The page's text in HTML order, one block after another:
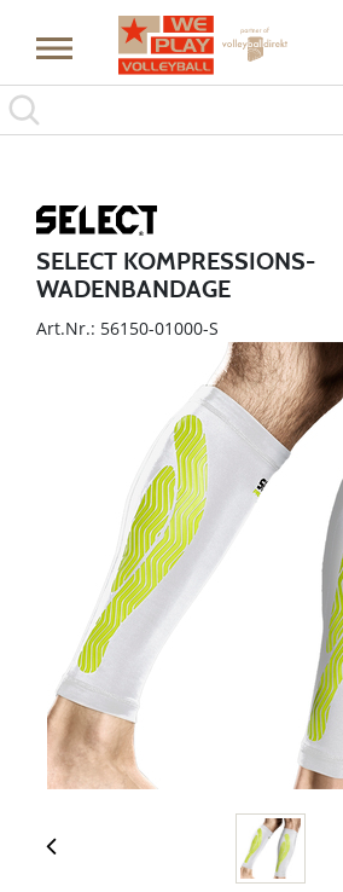
SELECT KOMPRESSIONS-
WADENBANDAGE
Art.Nr.: 56150-01000-S